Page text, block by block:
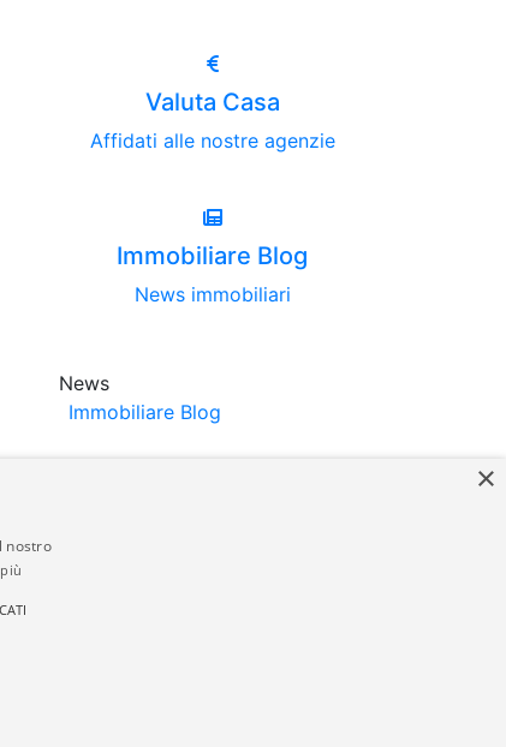
Valuta Casa
Affidati alle nostre agenzie
Immobiliare Blog
News immobiliari
News
Immobiliare Blog
La pubblicazione degli annunci
di privacy e/o di alcun altro
×
nostro